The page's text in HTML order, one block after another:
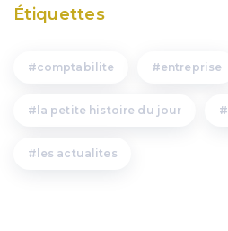
Étiquettes
comptabilite entreprise
la petite histoire du jour
les actualites